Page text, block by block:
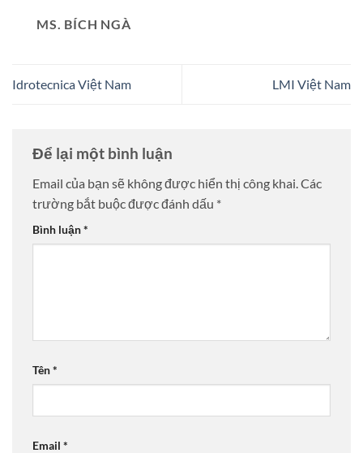
MS. BÍCH NGÀ
Idrotecnica Việt Nam LMI Việt Nam
Để lại một bình luận
Email của bạn sẽ không được hiển thị công khai.Các
trường bắt buộc được đánh dấu *
Bình luận*
Tên*
Email *